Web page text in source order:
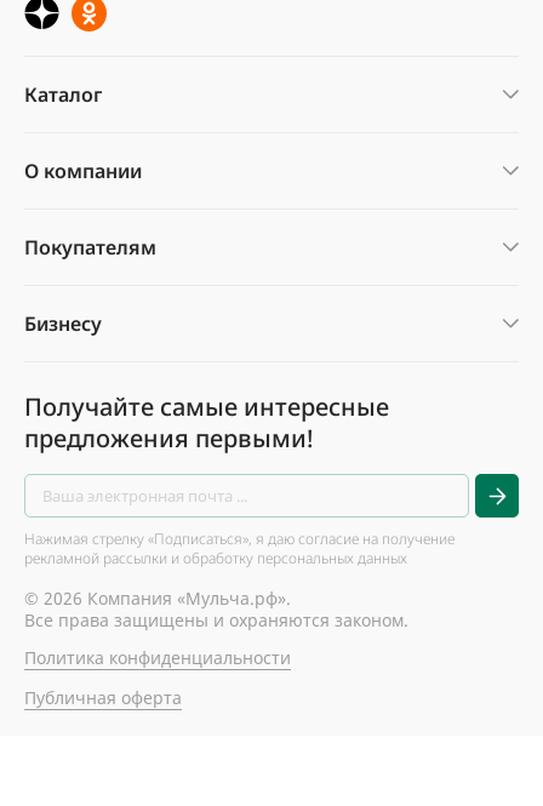
Каталог
О компании
Покупателям
Бизнесу
Получайте самые интересные
предложения первыми!
Нажимая стрелку «Подписаться», я даю согласие на получение
рекламной рассылки и обработку персональных данных
© 2026 Компания «Мульча.рф».
Все права защищены и охраняются законом.
Политика конфиденциальности
Публичная оферта